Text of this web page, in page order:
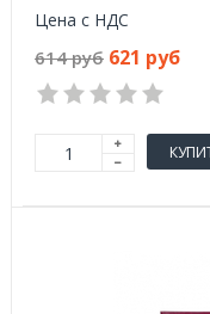
Цена с НДС
614 руб 621 руб